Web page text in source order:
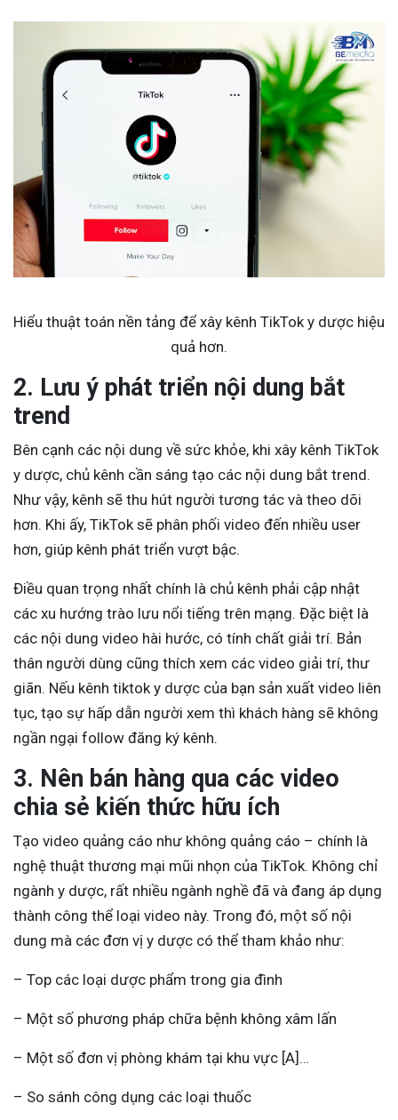
Hiểu thuật toán nền tảng để xây kênh TikTok y dược hiệu
quả hơn.
2. Lưu ý phát triển nội dung bắt
trend
Bên cạnh các nội dung về sức khỏe, khi xây kênh TikTok
y dược, chủ kênh cần sáng tạo các nội dung bắt trend.
Như vậy, kênh sẽ thu hút người tương tác và theo dõi
hơn. Khi ấy, TikTok sẽ phân phối video đến nhiều user
hơn, giúp kênh phát triển vượt bậc.
Điều quan trọng nhất chính là chủ kênh phải cập nhật
các xu hướng trào lưu nổi tiếng trên mạng. Đặc biệt là
các nội dung video hài hước, có tính chất giải trí. Bản
thân người dùng cũng thích xem các video giải trí, thư
giãn. Nếu kênh tiktok y dược của bạn sản xuất video liên
tục, tạo sự hấp dẫn người xem thì khách hàng sẽ không
ngần ngại follow đăng ký kênh.
3. Nên bán hàng qua các video
chia sẻ kiến thức hữu ích
Tạo video quảng cáo như không quảng cáo – chính là
nghệ thuật thương mại mũi nhọn của TikTok. Không chỉ
ngành y dược, rất nhiều ngành nghề đã và đang áp dụng
thành công thể loại video này. Trong đó, một số nội
dung mà các đơn vị y dược có thể tham khảo như:
– Top các loại dược phẩm trong gia đình
– Một số phương pháp chữa bệnh không xâm lấn
– Một số đơn vị phòng khám tại khu vực [A]…
– So sánh công dụng các loại thuốc